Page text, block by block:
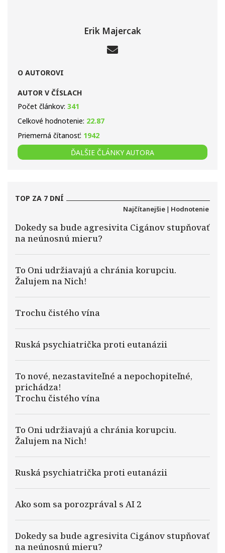
Erik Majercak
O AUTOROVI
AUTOR V ČÍSLACH
Počet článkov: 341
Celkové hodnotenie: 22.87
Priemerná čítanosť: 1942
ĎALŠIE ČLÁNKY AUTORA
TOP ZA 7 DNÍ
Najčítanejšie | Hodnotenie
Dokedy sa bude agresivita Cigánov stupňovať
na neúnosnú mieru?
To Oni udržiavajú a chránia korupciu.
Žalujem na Nich!
Trochu čistého vína
Ruská psychiatrička proti eutanázii
To nové, nezastaviteľné a nepochopiteľné,
prichádza!
Trochu čistého vína
To Oni udržiavajú a chránia korupciu.
Žalujem na Nich!
Ruská psychiatrička proti eutanázii
Ako som sa porozprával s AI 2
Dokedy sa bude agresivita Cigánov stupňovať
na neúnosnú mieru?